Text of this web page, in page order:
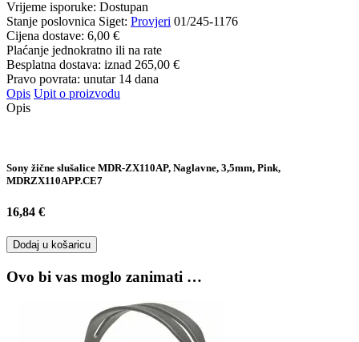
Vrijeme isporuke: Dostupan
Stanje poslovnica Siget: Provjeri 01/245-1176
Cijena dostave: 6,00 €
Plaćanje jednokratno ili na rate
Besplatna dostava: iznad 265,00 €
Pravo povrata: unutar 14 dana
Opis Upit o proizvodu
Opis
Sony žične slušalice MDR-ZX110AP, Naglavne, 3,5mm, Pink,
MDRZX110APP.CE7
16,84 €
Dodaj u košaricu
Ovo bi vas moglo zanimati …